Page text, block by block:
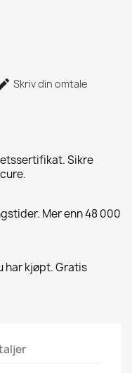
Skriv din omtale
Sikre
Mer enn 48 000
har kjøpt. Gratis